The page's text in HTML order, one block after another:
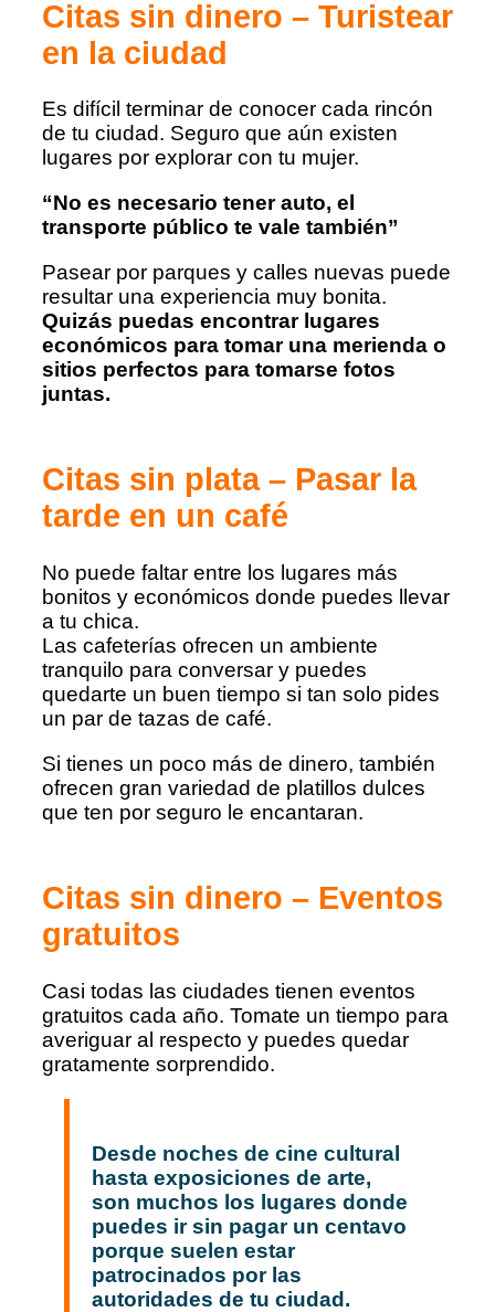
Citas sin dinero – Turistear
en la ciudad
Es difícil terminar de conocer cada rincón
de tu ciudad. Seguro que aún existen
lugares por explorar con tu mujer.
“No es necesario tener auto, el
transporte público te vale también”
Pasear por parques y calles nuevas puede
resultar una experiencia muy bonita.
Quizás puedas encontrar lugares
económicos para tomar una merienda o
sitios perfectos para tomarse fotos
juntas.
Citas sin plata – Pasar la
tarde en un café
No puede faltar entre los lugares más
bonitos y económicos donde puedes llevar
a tu chica.
Las cafeterías ofrecen un ambiente
tranquilo para conversar y puedes
quedarte un buen tiempo si tan solo pides
un par de tazas de café.
Si tienes un poco más de dinero, también
ofrecen gran variedad de platillos dulces
que ten por seguro le encantaran.
Citas sin dinero – Eventos
gratuitos
Casi todas las ciudades tienen eventos
gratuitos cada año. Tomate un tiempo para
averiguar al respecto y puedes quedar
gratamente sorprendido.
Desde noches de cine cultural
hasta exposiciones de arte,
son muchos los lugares donde
puedes ir sin pagar un centavo
porque suelen estar
patrocinados por las
autoridades de tu ciudad.